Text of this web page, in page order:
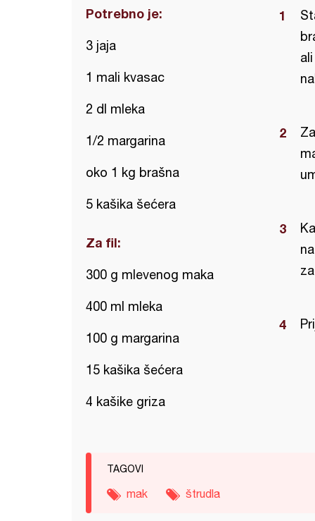
Potrebno je:
3 jaja
1 mali kvasac
2 dl mleka
1/2 margarina
oko 1 kg brašna
5 kašika šećera
Za fil:
300 g mlevenog maka
400 ml mleka
100 g margarina
15 kašika šećera
4 kašike griza
TAGOVI
mak štrudla